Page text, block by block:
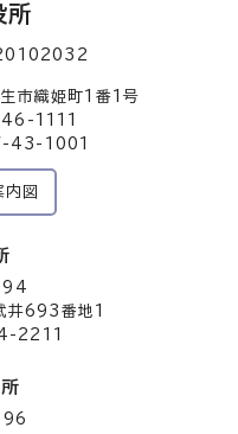
所
織姫町1番1号
46-1111
43-1001
内図
井693番地1
2211